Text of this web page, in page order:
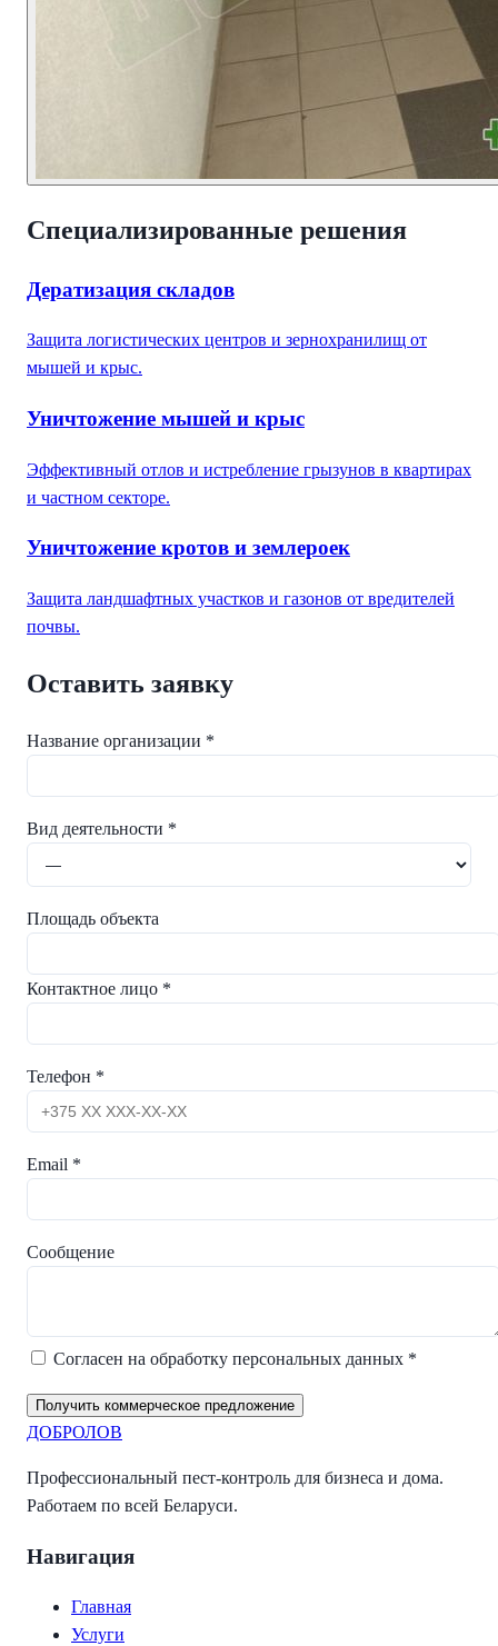
Специализированные решения
Дератизация складов
Защита логистических центров и зернохранилищ от
мышей и крыс.
Уничтожение мышей и крыс
Эффективный отлов и истребление грызунов в квартирах
и частном секторе.
Уничтожение кротов и землероек
Защита ландшафтных участков и газонов от вредителей
почвы.
Оставить заявку
Название организации *
Вид деятельности *
Площадь объекта
Контактное лицо *
Телефон *
Email *
Сообщение
Согласен на обработку персональных данных *
Получить коммерческое предложение
ДОБРОЛОВ
Профессиональный пест-контроль для бизнеса и дома.
Работаем по всей Беларуси.
Навигация
Главная
Услуги